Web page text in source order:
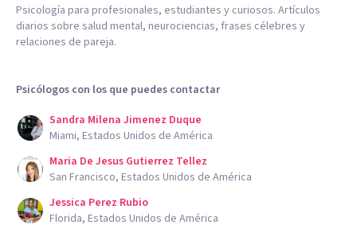
Psicología para profesionales, estudiantes y curiosos. Artículos
diarios sobre salud mental, neurociencias, frases célebres y
relaciones de pareja.
Psicólogos con los que puedes contactar
Sandra Milena Jimenez Duque
Miami, Estados Unidos de América
Maria De Jesus Gutierrez Tellez
San Francisco, Estados Unidos de América
Jessica Perez Rubio
Florida, Estados Unidos de América